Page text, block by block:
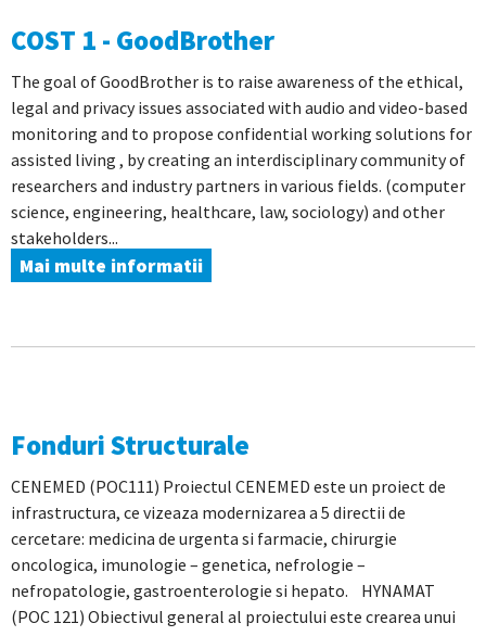
COST 1 - GoodBrother
The goal of GoodBrother is to raise awareness of the ethical,
legal and privacy issues associated with audio and video-based
monitoring and to propose confidential working solutions for
assisted living , by creating an interdisciplinary community of
researchers and industry partners in various fields. (computer
science, engineering, healthcare, law, sociology) and other
stakeholders...
Mai multe informatii
Fonduri Structurale
CENEMED (POC111) Proiectul CENEMED este un proiect de
infrastructura, ce vizeaza modernizarea a 5 directii de
cercetare: medicina de urgenta si farmacie, chirurgie
oncologica, imunologie – genetica, nefrologie –
nefropatologie, gastroenterologie si hepato. HYNAMAT
(POC 121) Obiectivul general al proiectului este crearea unui